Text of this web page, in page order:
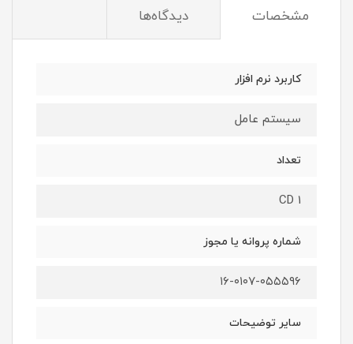
مشخصات دیدگاه‌ها
کاربرد نرم افزار
سیستم عامل
تعداد
1 CD
شماره پروانه یا مجوز
۱۶-۰۱۰۷-۰۵۵۵۹۶
سایر توضیحات